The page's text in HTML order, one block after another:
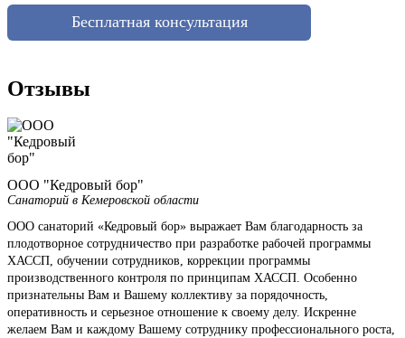
Бесплатная консультация
Отзывы
ООО "Кедровый бор"
Санаторий в Кемеровской области
ООО санаторий «Кедровый бор» выражает Вам благодарность за
плодотворное сотрудничество при разработке рабочей программы
ХАССП, обучении сотрудников, коррекции программы
производственного контроля по принципам ХАССП. Особенно
признательны Вам и Вашему коллективу за порядочность,
оперативность и серьезное отношение к своему делу. Искренне
желаем Вам и каждому Вашему сотруднику профессионального роста,